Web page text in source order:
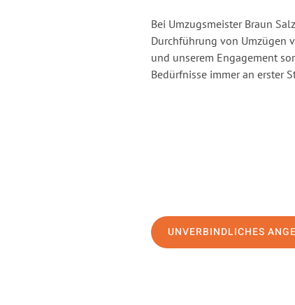
Bei Umzugsmeister Braun
Durchführung von Umzügen
und unserem Engagement
Bedürfnisse immer an erster
UNVERBINDLICHES